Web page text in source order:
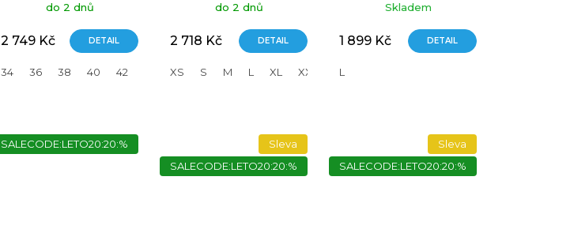
do 2 dnů
2 749 Kč DETAIL
34 36 38 40 42 46
do 2 dnů
2 718 Kč DETAIL
XS S M L XL XXL
černá
Skladem
1 899 Kč DETAIL
L
SALECODE:LETO20:20:%
Sleva
SALECODE:LETO20:20:%
Sleva
SALECODE:LETO20:20:%